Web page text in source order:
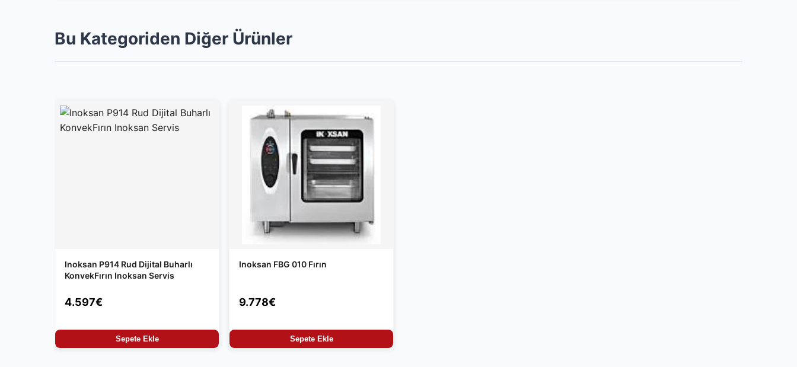
Bu Kategoriden Diğer Ürünler
Inoksan P914 Rud Dijital Buharlı
KonvekFırın Inoksan Servis
4.597€
Sepete Ekle
Inoksan FBG 010 Fırın
9.778€
Sepete Ekle